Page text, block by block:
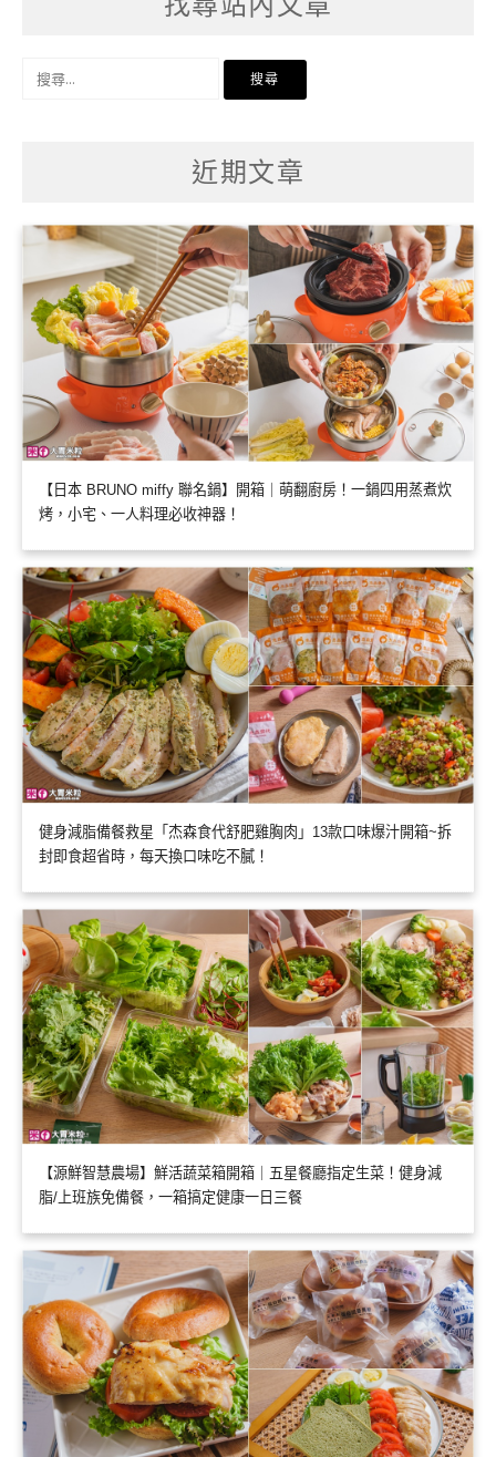
近期文章
【日本 BRUNO miffy 聯名鍋】開箱｜萌翻廚房！一鍋四用蒸煮炊
烤，小宅、一人料理必收神器！
健身減脂備餐救星「杰森食代舒肥雞胸肉」13款口味爆汁開箱~拆
封即食超省時，每天換口味吃不膩！
【源鮮智慧農場】鮮活蔬菜箱開箱｜五星餐廳指定生菜！健身減
脂/上班族免備餐，一箱搞定健康一日三餐